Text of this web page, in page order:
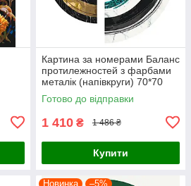
Картина за номерами Баланс
протилежностей з фарбами
металік (напівкруги) 70*70
Origami (OSR1001)
Готово до відправки
1 410 ₴ 1 486 ₴
Купити
Новинка –5%